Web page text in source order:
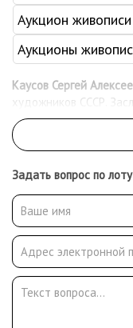
Аукцион живописи
Аукционы
Каусов Сергей
художников СССР.
Задать вопрос по лоту